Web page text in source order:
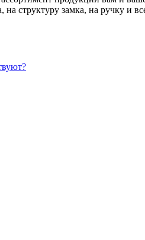
структуру замка, на ручку и